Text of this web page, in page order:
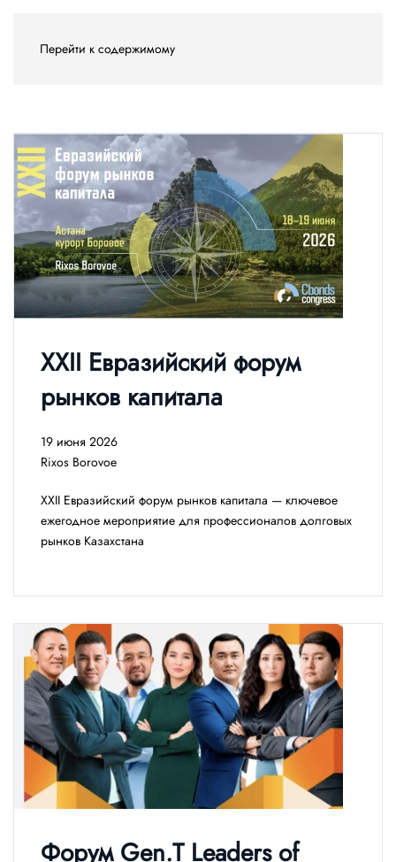
Перейти к содержимому
XXII Евразийский форум
рынков капитала
19 июня 2026
Rixos Borovoe
XXII Евразийский форум рынков капитала — ключевое
ежегодное мероприятие для профессионалов долговых
рынков Казахстана
Форум Gen.T Leaders of